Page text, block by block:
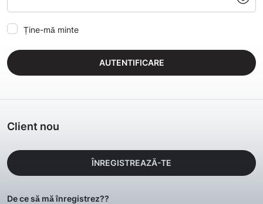
Ține-mă minte
AUTENTIFICARE
Client nou
ÎNREGISTREAZĂ-TE
De ce să mă înregistrez??